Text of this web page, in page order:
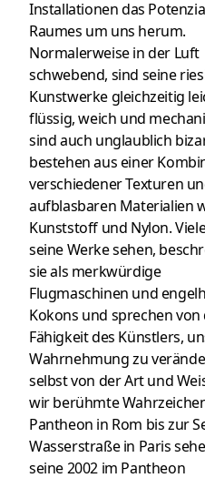
Installationen das
Raumes um uns herum.
Normalerweise in der Luft
schwebend, sind seine
Kunstwerke gleichzeitig
flüssig, weich und
sind auch unglaublich
bestehen aus einer
verschiedener Texturen
aufblasbaren Materialien
Kunststoff und Nylon.
seine Werke sehen,
sie als merkwürdige
Flugmaschinen und
Kokons und sprechen von
Fähigkeit des Künstlers,
Wahrnehmung zu
selbst von der Art und
wir berühmte
Pantheon in Rom bis zur
Wasserstraße in Paris
seine 2002 im Pantheon